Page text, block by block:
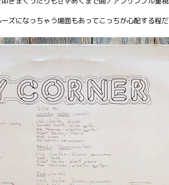
ズになっちゃう場面もあってこっちが心配する程だ